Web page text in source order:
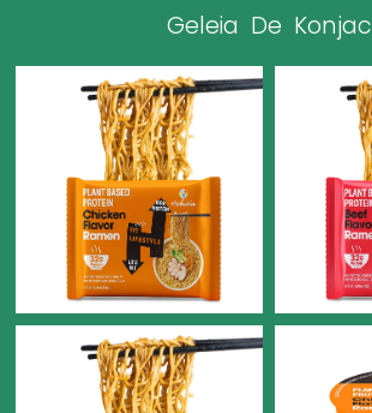
Geleia De Konjac